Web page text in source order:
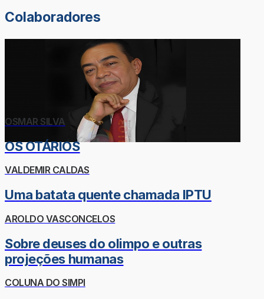
Colaboradores
OSMAR SILVA
OS OTÁRIOS
VALDEMIR CALDAS
Uma batata quente chamada IPTU
AROLDO VASCONCELOS
Sobre deuses do olimpo e outras
projeções humanas
COLUNA DO SIMPI